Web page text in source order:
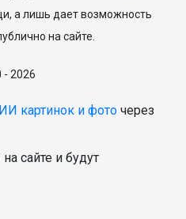
а лишь дает возможность
на сайте.
- 2026
картинок и фото через
сайте и будут